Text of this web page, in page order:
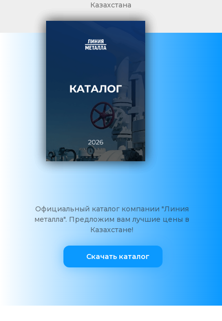
Казахстана
Скачать каталог
Официальный каталог компании "Линия
металла". Предложим вам лучшие цены в
Казахстане!